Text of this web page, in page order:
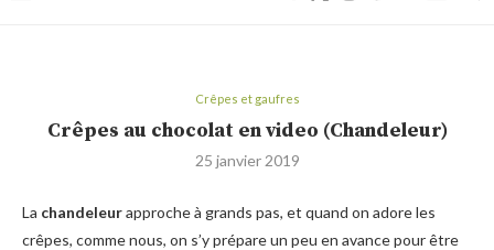
Crêpes et gaufres
Crêpes au chocolat en video (Chandeleur)
25 janvier 2019
La chandeleurapproche à grands pas, et quand on adore les
crêpes, comme nous, on s’y prépare un peu en avance pour être